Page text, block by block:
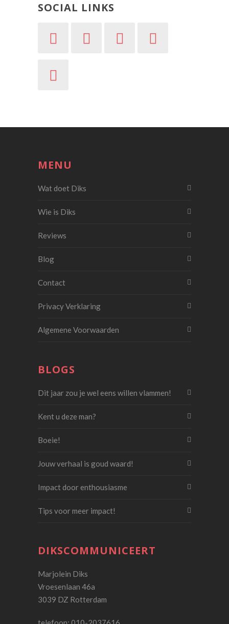
SOCIAL LINKS
MENU
Wat doet Diks
Wie is Diks
Reviews
Blog
Contact
Privacy Verklaring
Algemene Voorwaarden
BLOGS
Dit jaar zou je wel eens willen vlammen!
Kent u deze man?
Boeie!
Jouw verhaal is goud waard!
Impact door enthousiasme
Tips voor meer impact!
DIKSCOMMUNICEERT
Marjolein Diks
Vroesenlaan 46a
3039 DZ Rotterdam